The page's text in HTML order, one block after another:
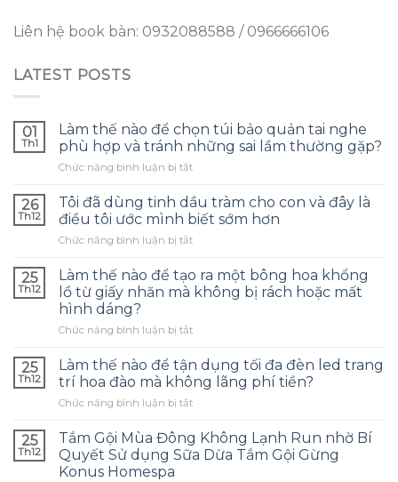
Liên hệ book bàn: 0932088588 / 0966666106
LATEST POSTS
01
Th1
Làm thế nào để chọn túi bảo quản tai nghe
phù hợp và tránh những sai lầm thường gặp?
Chức năng bình luận bị tắtở
thế
nào
để
chọn
bảo
quản
phù
và
tránh
những
sai
thường
gặp?
26
Th12
Tôi đã dùng tinh dầu tràm cho con và đây là
điều tôi ước mình biết sớm hơn
Chức năng bình luận bị tắtở
đã
dùng
tinh
tràm
con
đây
là
tôi
ước
25
Th12
Làm thế nào để tạo ra một bông hoa khổng
lồ từ giấy nhăn mà không bị rách hoặc mất
hình dáng?
Chức năng bình luận bị tắtở
thế
để
tạo
một
bông
25
Th12
Làm thế nào để tận dụng tối đa đèn led trang
trí hoa đào mà không lãng phí tiền?
Chức năng bình luận bị tắtở
thế
nào
để
25
Th12
Tắm Gội Mùa Đông Không Lạnh Run nhờ Bí
Quyết Sử dụng Sữa Dừa Tắm Gội Gừng
Konus Homespa